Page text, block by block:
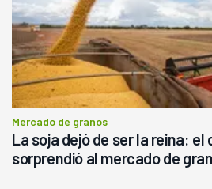
Mercado de granos
La soja dejó de ser la reina:
sorprendió al mercado de